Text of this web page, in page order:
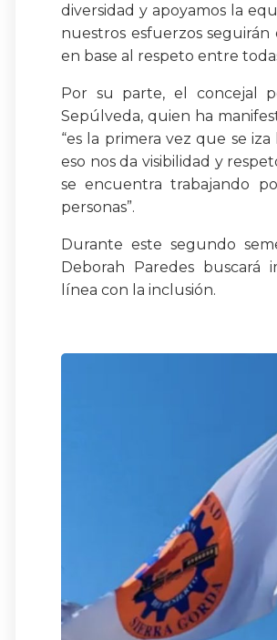
diversidad y apoyamos la
nuestros esfuerzos
en base al respeto entre
Por su parte, el concejal
Sepúlveda, quien ha
“es la primera vez que se
eso nos da visibilidad y
se encuentra trabajando
personas”.
Durante este segundo
Deborah Paredes buscará
línea con la inclusión.